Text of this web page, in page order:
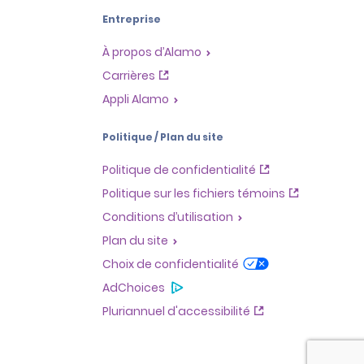
Entreprise
À propos d’Alamo
Carrières
Appli Alamo
Politique / Plan du site
Politique de confidentialité
Politique sur les fichiers témoins
Conditions d’utilisation
Plan du site
Choix de confidentialité
AdChoices
Pluriannuel d'accessibilité